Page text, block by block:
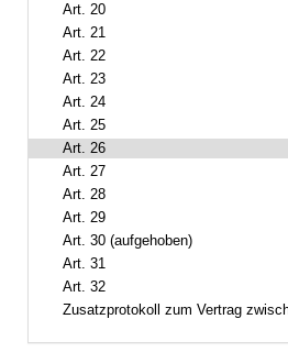
Art. 20
Art. 21
Art. 22
Art. 23
Art. 24
Art. 25
Art. 26
Art. 27
Art. 28
Art. 29
Art. 30 (aufgehoben)
Art. 31
Art. 32
Zusatzprotokoll zum Vertrag zwischen dem Bayerischen Staate und der Evangelisch-Lutherischen Kirche in